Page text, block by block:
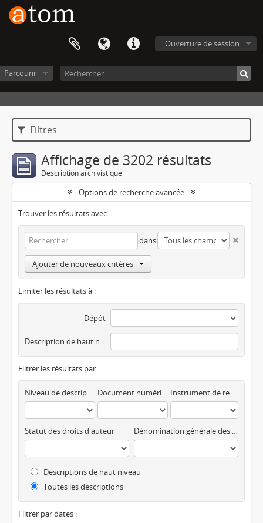
Ouverture de session
Parcourir
Filtres
Affichage de 3202 résultats
Description archivistique
Options de recherche avancée
Trouver les résultats avec :
dans
Ajouter de nouveaux critères
Limiter les résultats à :
Dépôt
Description de haut niveau
Filtrer les résultats par :
Niveau de description Document numérique disponible Instrument de recherche
Statut des droits d'auteur Dénomination générale des documents
Descriptions de haut niveau
Toutes les descriptions
Filtrer par dates :